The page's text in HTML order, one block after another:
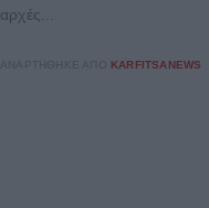
αρχές...
KARFITSANEWS